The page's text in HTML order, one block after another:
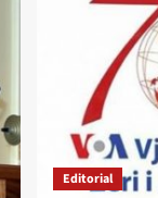
Editorial